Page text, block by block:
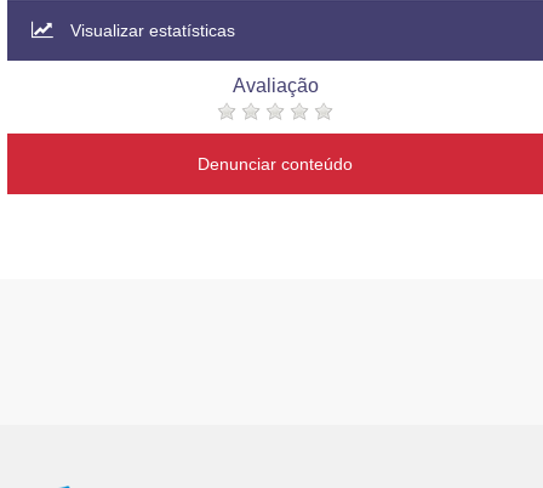
Visualizar estatísticas
Avaliação
Denunciar conteúdo